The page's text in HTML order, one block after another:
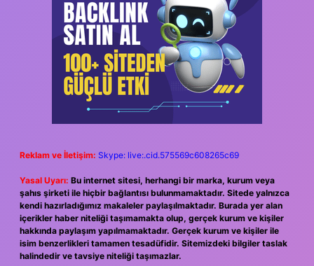
Reklam ve İletişim: Skype: live:.cid.575569c608265c69
Yasal Uyarı: Bu internet sitesi, herhangi bir marka, kurum veya
şahıs şirketi ile hiçbir bağlantısı bulunmamaktadır. Sitede yalnızca
kendi hazırladığımız makaleler paylaşılmaktadır. Burada yer alan
içerikler haber niteliği taşımamakta olup, gerçek kurum ve kişiler
hakkında paylaşım yapılmamaktadır. Gerçek kurum ve kişiler ile
isim benzerlikleri tamamen tesadüfidir. Sitemizdeki bilgiler taslak
halindedir ve tavsiye niteliği taşımazlar.